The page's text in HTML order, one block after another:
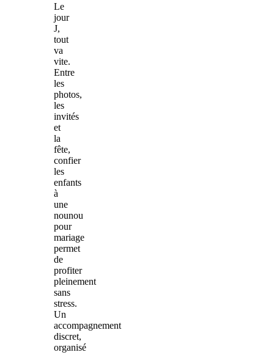
Le
jour
J,
tout
va
vite.
Entre
les
photos,
les
invités
et
la
fête,
confier
les
enfants
à
une
nounou
pour
mariage
permet
de
profiter
pleinement
sans
stress.
Un
accompagnement
discret,
organisé